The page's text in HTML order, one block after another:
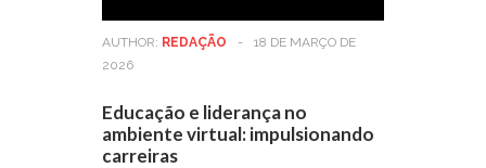
AUTHOR: REDAÇÃO -
18 DE MARÇO DE
2026
Educação e liderança no
ambiente virtual: impulsionando
carreiras